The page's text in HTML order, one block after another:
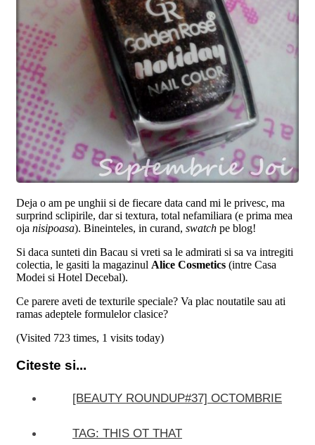
Deja o am pe unghii si de fiecare data cand mi le privesc, ma
surprind sclipirile, dar si textura, total nefamiliara (e prima mea
oja nisipoasa). Bineinteles, in curand, swatch pe blog!
Si daca sunteti din Bacau si vreti sa le admirati si sa va intregiti
colectia, le gasiti la magazinul Alice Cosmetics (intre Casa
Modei si Hotel Decebal).
Ce parere aveti de texturile speciale? Va plac noutatile sau ati
ramas adeptele formulelor clasice?
(Visited 723 times, 1 visits today)
Citeste si...
[BEAUTY ROUNDUP#37] OCTOMBRIE
TAG: THIS OT THAT